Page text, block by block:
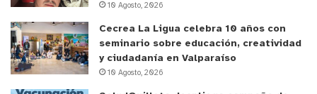
motorizados, ya que dañan suelos y hábitats.
Evitar el fuego: reduce riesgos de incendios y
daños al entorno natural.
Mascotas bajo control
residuos para no alterar el ecosistema.
10 Agosto, 2026
Cecrea La Ligua celebra 10 años con
seminario sobre educación, creatividad
y ciudadanía en Valparaíso
10 Agosto, 2026